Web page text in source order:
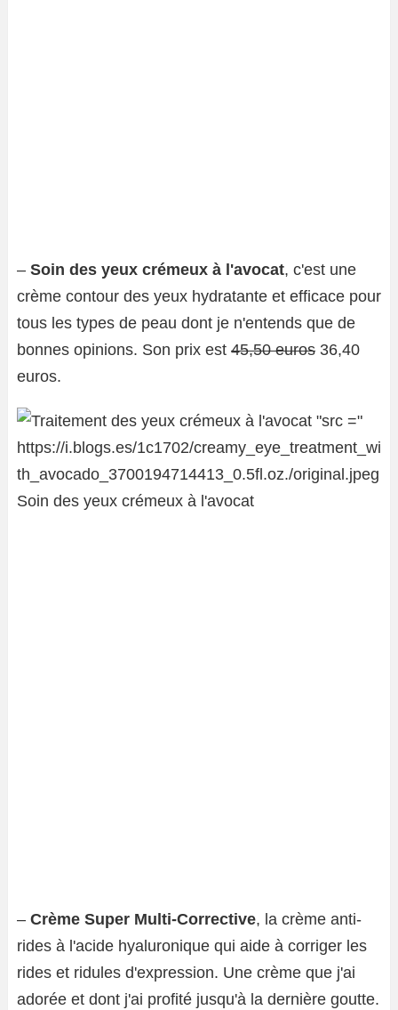
– Soin des yeux crémeux à l'avocat, c'est une
crème contour des yeux hydratante et efficace pour
tous les types de peau dont je n'entends que de
bonnes opinions. Son prix est 45,50 euros 36,40
euros.
Soin des yeux crémeux à l'avocat
– Crème Super Multi-Corrective, la crème anti-
rides à l'acide hyaluronique qui aide à corriger les
rides et ridules d'expression. Une crème que j'ai
adorée et dont j'ai profité jusqu'à la dernière goutte.